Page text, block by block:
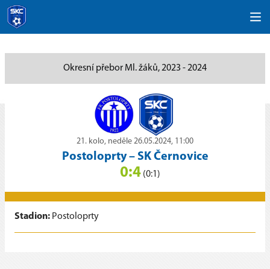
Okresní přebor Ml. žáků, 2023 - 2024
21. kolo, neděle 26.05.2024, 11:00
Postoloprty– SK Černovice
0:4 (0:1)
Stadion: Postoloprty